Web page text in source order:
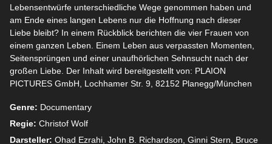
Lebensentwürfe unterschiedliche Wege genommen haben und
am Ende eines langen Lebens nur die Hoffnung nach dieser
Liebe bleibt? In einem Rückblick berichten die vier Frauen von
einem ganzen Leben. Einem Leben aus verpassten Momenten,
Seitensprüngen und einer unaufhörlichen Sehnsucht nach der
großen Liebe. Der Inhalt wird bereitgestellt von: PLAION
PICTURES GmbH, Lochhamer Str. 9, 82152 Planegg/München
Genre: Documentary
Regie: Christof Wolf
Darsteller: Ohad Ezrahi, John B. Richardson, Ginni Stern, Bruce